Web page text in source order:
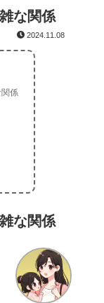
な関係
2024.11.08
係
な関係